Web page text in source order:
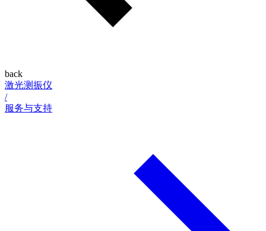
back
激光测振仪
/
服务与支持